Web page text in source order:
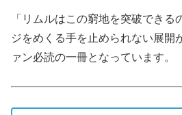
「リムルはこの窮地を突破でき
ジをめくる手を止められない展開
ァン必読の一冊となっています。